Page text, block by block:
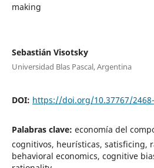
making
Sebastián Visotsky
Universidad Blas Pascal, Argentina
DOI: https://doi.org/10.37767/
Palabras clave: economía del
cognitivos, heurísticas, satisficing,
behavioral economics, cognitive